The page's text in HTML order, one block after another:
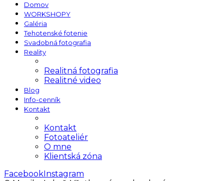
Domov
WORKSHOPY
Galéria
Tehotenské fotenie
Svadobná fotografia
Reality
Realitná fotografia
Realitné video
Blog
Info-cenník
Kontakt
Kontakt
Fotoateliér
O mne
Klientská zóna
FacebookInstagram